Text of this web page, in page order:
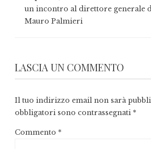
un incontro al direttore generale
Mauro Palmieri
LASCIA UN COMMENTO
Il tuo indirizzo email non sarà
obbligatori sono contrassegnati *
Commento *